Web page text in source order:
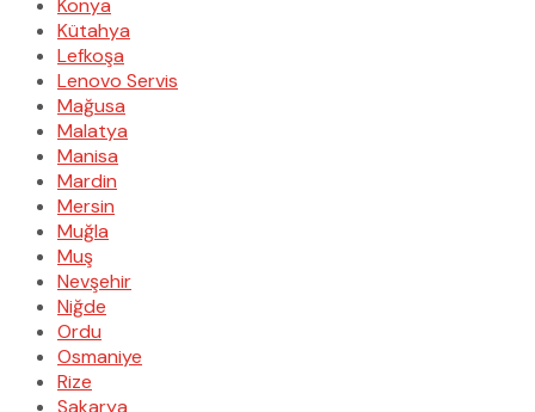
Konya
Kütahya
Lefkoşa
Lenovo Servis
Mağusa
Malatya
Manisa
Mardin
Mersin
Muğla
Muş
Nevşehir
Niğde
Ordu
Osmaniye
Rize